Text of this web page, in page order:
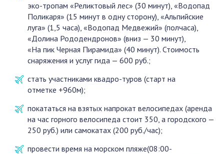
эко-тропам «Реликтовый лес» (30 минут), «Водопад
Поликаря» (15 минут в одну сторону), «Альпийские
луга» (1,5 часа), «Водопад Медвежий» (полчаса),
«Долина Рододендронов» (вниз — 30 минут),
«На пик Черная Пирамида» (40 минут). Стоимость
снаряжения и услуг гида — 600 руб.;
стать участниками квадро-туров (старт на
отметке +960м);
покататься на взятых напрокат велосипедах (аренда
на час горного велосипеда стоит 350, а городского —
250 руб.) или самокатах (200 руб./час);
провести время на морском пляже(08:00-